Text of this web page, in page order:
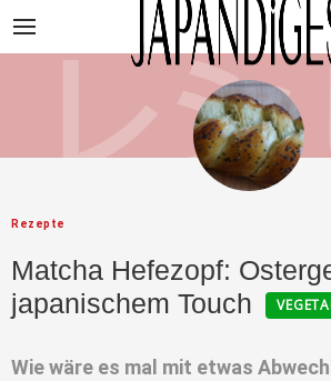
Rezepte
Matcha Hefezopf:
japanischem Touch
Wie wäre es mal mit etwas